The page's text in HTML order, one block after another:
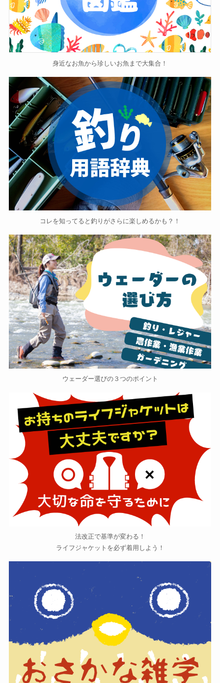
身近なお魚から珍しいお魚まで大集合！
コレを知ってると釣りがさらに楽しめるかも？！
ウェーダー選びの３つのポイント
法改正で基準が変わる！
ライフジャケットを必ず着用しよう！